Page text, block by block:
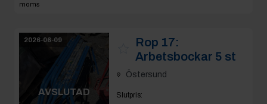
moms
2026-06-09
AVSLUTAD
Rop 17:
Arbetsbockar 5 st
Östersund
Slutpris: